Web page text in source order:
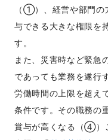
（①）、経営や部門の
与できる大きな権限を
す。
また、災害時など緊急
であっても業務を遂行
労働時間の上限を超え
条件です。その職務の
賞与が高くなる（④）